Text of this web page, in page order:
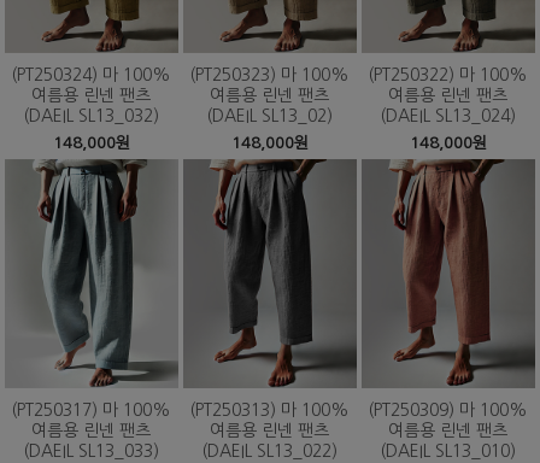
(PT250324) 마 100%
여름용 린넨 팬츠
(DAEIL SL13_032)
148,000원
(PT250323) 마 100%
여름용 린넨 팬츠
(DAEIL SL13_02)
148,000원
(PT250322) 마 100%
여름용 린넨 팬츠
(DAEIL SL13_024)
148,000원
(PT250317) 마 100%
여름용 린넨 팬츠
(DAEIL SL13_033)
(PT250313) 마 100%
여름용 린넨 팬츠
(DAEIL SL13_022)
(PT250309) 마 100%
여름용 린넨 팬츠
(DAEIL SL13_010)